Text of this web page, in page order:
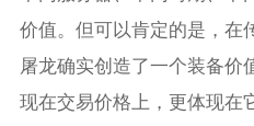
价值。但可以肯定的是，在
屠龙确实创造了一个装备价
现在交易价格上，更体现在